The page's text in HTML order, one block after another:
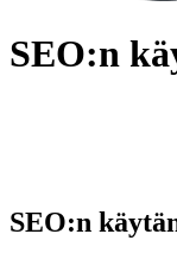
SEO:n
SEO:n